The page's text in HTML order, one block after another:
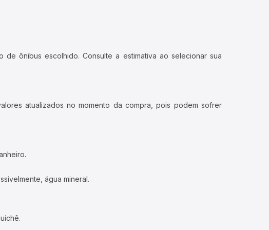
ônibus escolhido. Consulte a estimativa ao selecionar sua
atualizados no momento da compra, pois podem sofrer
água mineral.